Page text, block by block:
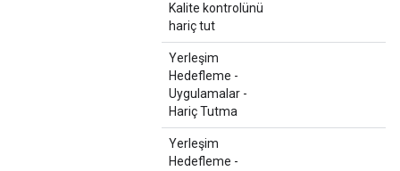
Kalite kontrolünü
hariç tut
Yerleşim
Hedefleme -
Uygulamalar -
Hariç Tutma
Yerleşim
Hedefleme -